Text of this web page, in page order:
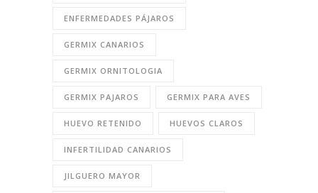
ENFERMEDADES PÁJAROS
GERMIX CANARIOS
GERMIX ORNITOLOGIA
GERMIX PAJAROS GERMIX PARA AVES
HUEVO RETENIDO HUEVOS CLAROS
INFERTILIDAD CANARIOS
JILGUERO MAYOR